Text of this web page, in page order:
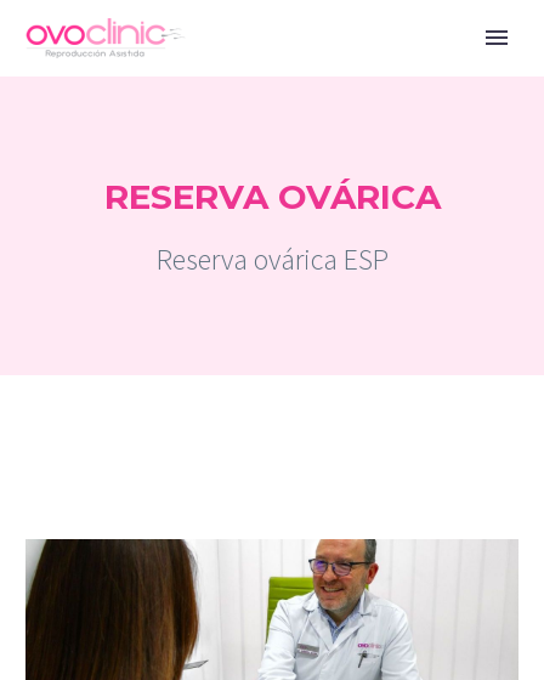
RESERVA OVÁRICA
Reserva ovárica ESP